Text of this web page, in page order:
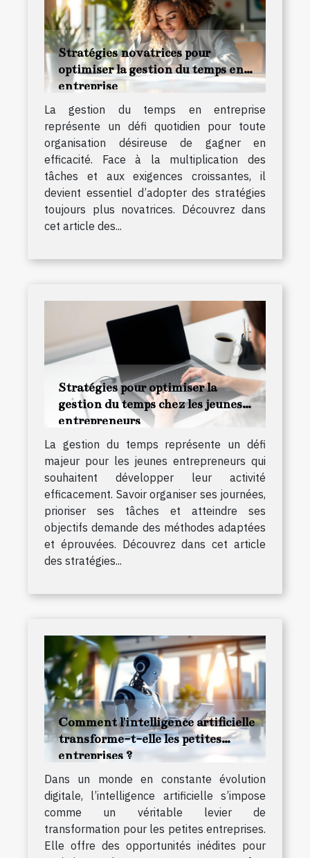
Stratégies novatrices pour
optimiser la gestion du temps en
entreprise
La gestion du temps en entreprise
représente un défi quotidien pour toute
organisation désireuse de gagner en
efficacité. Face à la multiplication des
tâches et aux exigences croissantes, il
devient essentiel d’adopter des stratégies
toujours plus novatrices. Découvrez dans
cet article des...
Stratégies pour optimiser la
gestion du temps chez les jeunes
entrepreneurs
La gestion du temps représente un défi
majeur pour les jeunes entrepreneurs qui
souhaitent développer leur activité
efficacement. Savoir organiser ses journées,
prioriser ses tâches et atteindre ses
objectifs demande des méthodes adaptées
et éprouvées. Découvrez dans cet article
des stratégies...
Comment l'intelligence artificielle
transforme-t-elle les petites
entreprises ?
Dans un monde en constante évolution
digitale, l’intelligence artificielle s’impose
comme un véritable levier de
transformation pour les petites entreprises.
Elle offre des opportunités inédites pour